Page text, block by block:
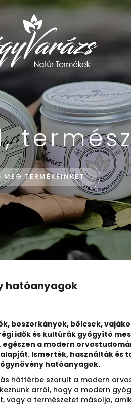
MEG TERMÉKEINKET
hatóanyagok
boszorkányok, bölcsek,
idők és kultúrák gyógyító
egészen a modern
Ismerték, használták
hatóanyagok.
háttérbe szorult a modern
arról, hogy a modern
a természetet másolja,